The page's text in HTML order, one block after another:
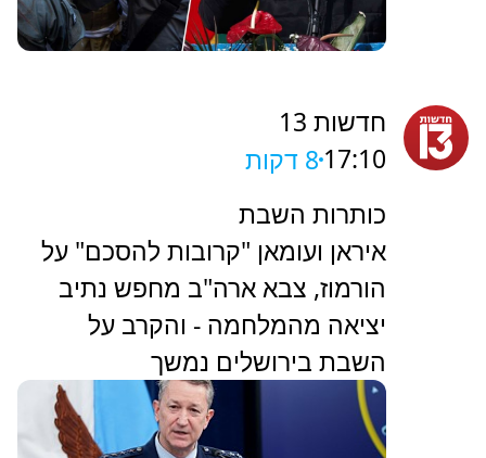
חדשות 13
17:10 8 דקות
כותרות השבת
איראן ועומאן "קרובות להסכם" על
הורמוז, צבא ארה"ב מחפש נתיב
יציאה מהמלחמה - והקרב על
השבת בירושלים נמשך